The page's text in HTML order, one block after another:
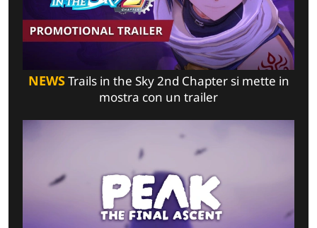
NEWSTrails in the Sky 2nd Chapter si mette in
mostra con un trailer